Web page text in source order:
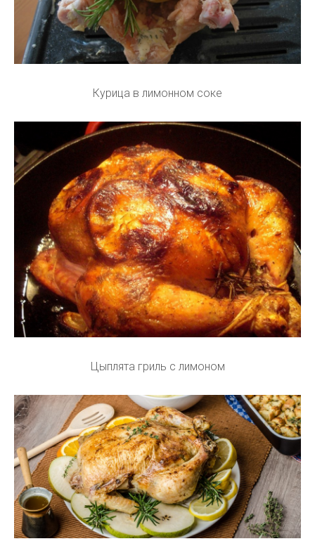
Курица в лимонном соке
Цыплята гриль с лимоном